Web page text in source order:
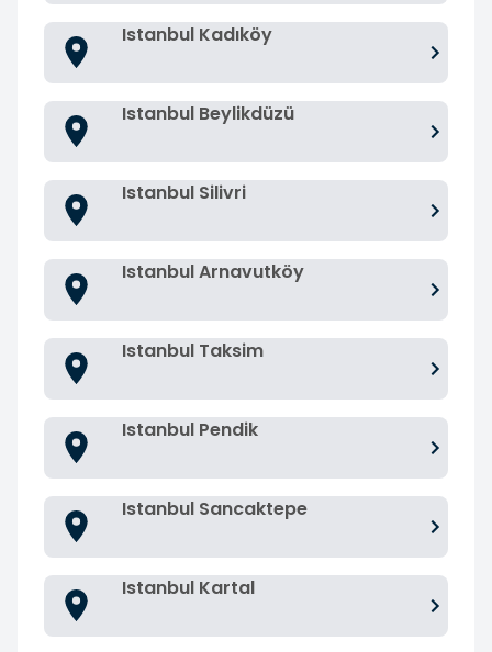
Istanbul Kadıköy
Istanbul Beylikdüzü
Istanbul Silivri
Istanbul Arnavutköy
Istanbul Taksim
Istanbul Pendik
Istanbul Sancaktepe
Istanbul Kartal